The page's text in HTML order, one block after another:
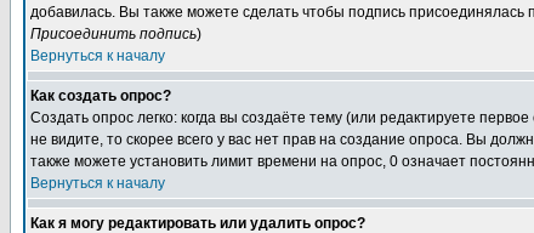
добавилась. Вы также можете сделать чтобы подпись
Присоединить подпись)
Вернуться к началу
Как создать опрос?
Создать опрос легко: когда вы создаёте тему (или редактируете
не видите, то скорее всего у вас нет прав на создание опроса. Вы
также можете установить лимит времени на опрос, 0 означает
Вернуться к началу
Как я могу редактировать или удалить опрос?